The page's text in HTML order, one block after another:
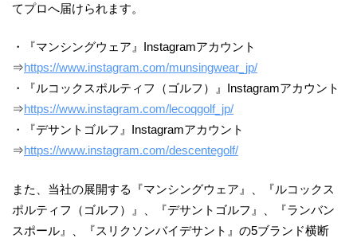
てプロへ届けられます。
・『マンシングウェア』Instagramアカウント
⇒https://www.instagram.com/munsingwear_jp/
・『ルコックスポルティフ（ゴルフ）』Instagramアカウント
⇒https://www.instagram.com/lecoqgolf_jp/
・『デサントゴルフ』Instagramアカウント
⇒https://www.instagram.com/descentegolf/
また、当社の展開する『マンシングウェア』、『ルコックス
ポルティフ（ゴルフ）』、『デサントゴルフ』、『ランバン
スポール』、『スリクソンバイデサント』の5ブランド横断